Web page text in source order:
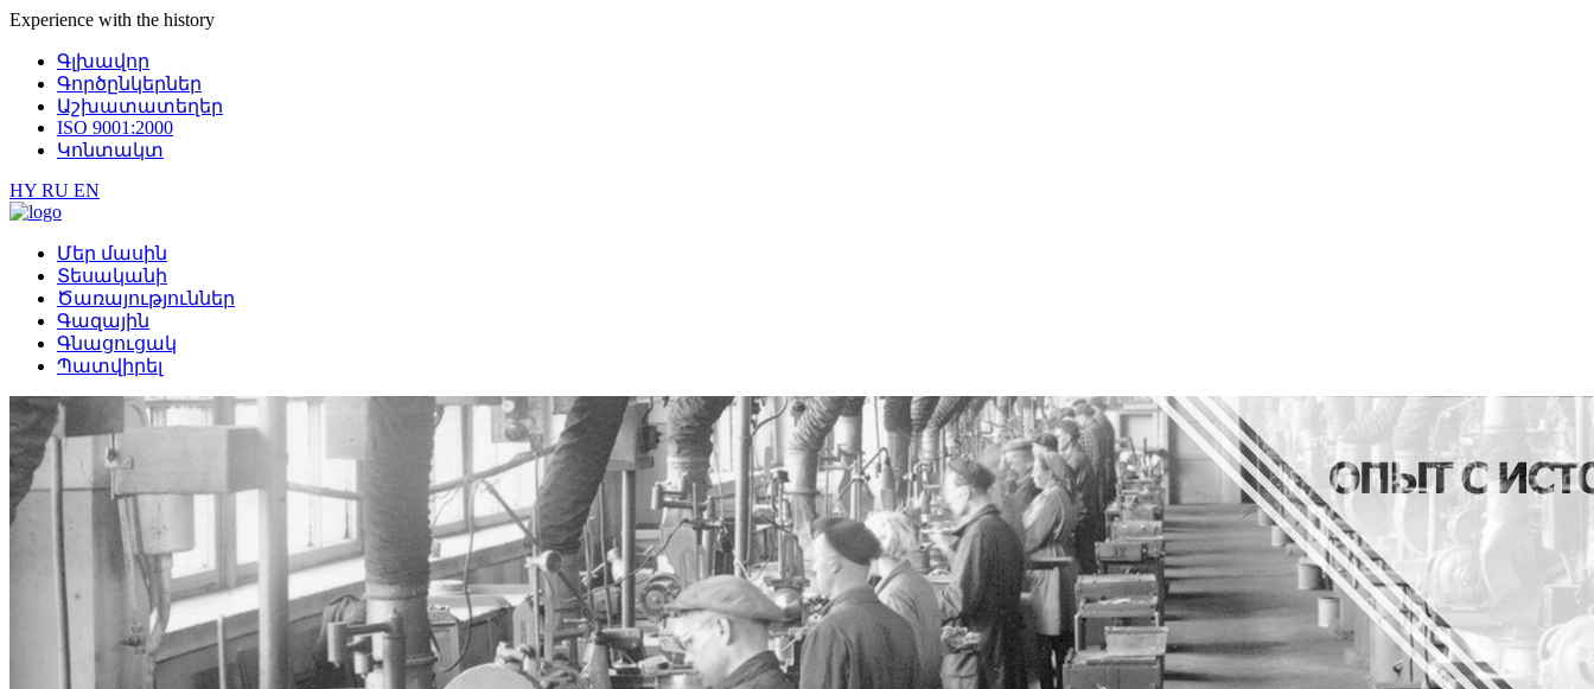
Еxperience with the history
Գլխավոր
Գործընկերներ
Աշխատատեղեր
ISO 9001:2000
Կոնտակտ
HY RU EN
Մեր մասին
Տեսականի
Ծառայություններ
Գազային
Գնացուցակ
Պատվիրել